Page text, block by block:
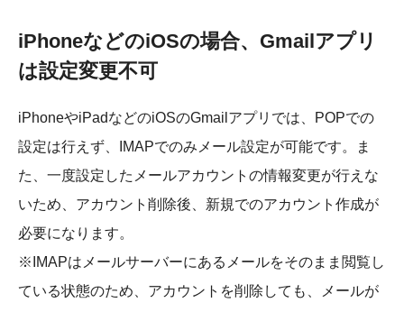
iPhoneなどのiOSの場合、Gmailアプリ
は設定変更不可
iPhoneやiPadなどのiOSのGmailアプリでは、POPでの
設定は行えず、IMAPでのみメール設定が可能です。ま
た、一度設定したメールアカウントの情報変更が行えな
いため、アカウント削除後、新規でのアカウント作成が
必要になります。
※IMAPはメールサーバーにあるメールをそのまま閲覧し
ている状態のため、アカウントを削除しても、メールが